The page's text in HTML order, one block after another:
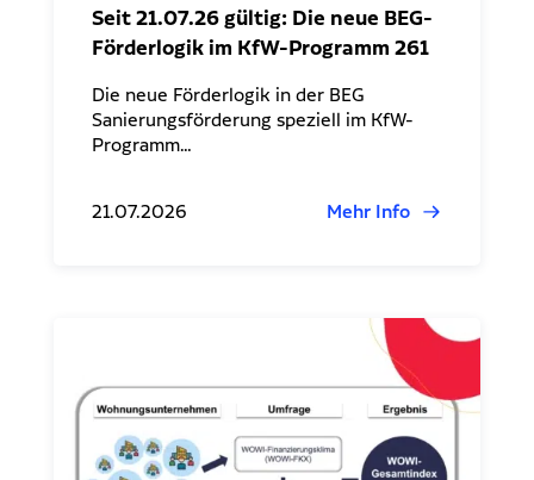
Seit 21.07.26 gültig: Die neue BEG-
Förderlogik im KfW-Programm 261
Die neue Förderlogik in der BEG
Sanierungsförderung speziell im KfW-
Programm…
21.07.2026 Mehr Info